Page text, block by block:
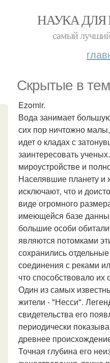
НАУКА
самый
Скрытые в
Ezomir.
Вода занимает
сих пор ничтожно
идет о кладах с
заинтересовать
мироустройстве и
Населявшие планету и
исключают, что и
виде огромного
имеющейся базе
большие особи
являются потомками
сохранились
соединения с реками
что способствовало
Один из самых
жители - "Несси".
свидетельства его
периодически
древнее
Точная глубина его